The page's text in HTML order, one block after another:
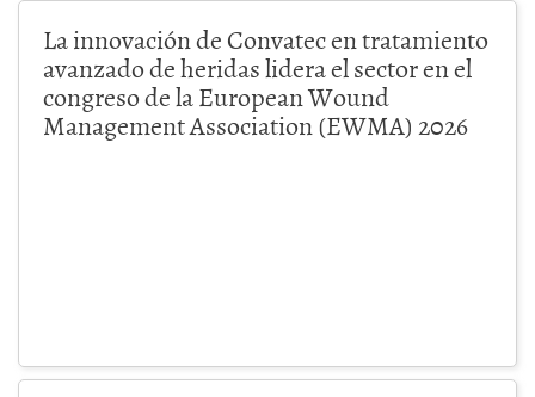
La innovación de Convatec en tratamiento
avanzado de heridas lidera el sector en el
congreso de la European Wound
Management Association (EWMA) 2026